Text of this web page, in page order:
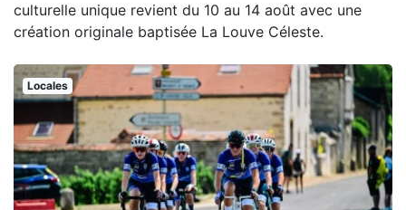
culturelle unique revient du 10 au 14 août avec une
création originale baptisée La Louve Céleste.
Locales